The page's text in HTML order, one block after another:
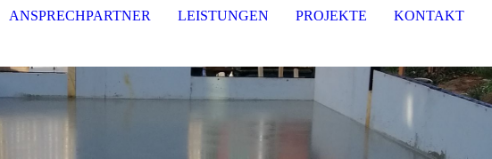
ANSPRECHPARTNER LEISTUNGEN PROJEKTE KONTAKT